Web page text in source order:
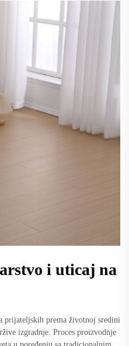
i uticaj na
prijateljskih prema životnoj sredini
izgradnje. Proces proizvodnje